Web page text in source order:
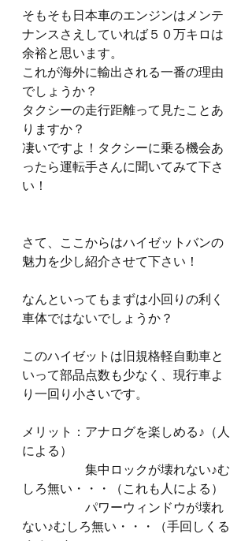
そもそも日本車のエンジンはメンテ
ナンスさえしていれば５０万キロは
余裕と思います。
これが海外に輸出される一番の理由
でしょうか？
タクシーの走行距離って見たことあ
りますか？
凄いですよ！タクシーに乗る機会あ
ったら運転手さんに聞いてみて下さ
い！
さて、ここからはハイゼットバンの
魅力を少し紹介させて下さい！
なんといってもまずは小回りの利く
車体ではないでしょうか？
このハイゼットは旧規格軽自動車と
いって部品点数も少なく、現行車よ
り一回り小さいです。
メリット：アナログを楽しめる♪（人
による）
集中ロックが壊れない♪む
しろ無い・・・（これも人による）
パワーウィンドウが壊れ
ない♪むしろ無い・・・（手回しくる